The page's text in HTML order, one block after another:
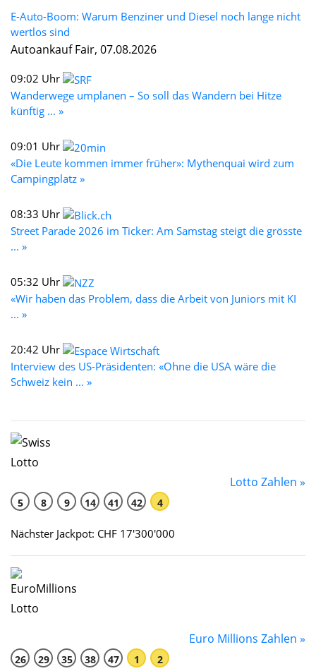
E-Auto-Boom: Warum Benziner und Diesel noch lange nicht
wertlos sind
Autoankauf Fair, 07.08.2026
09:02 Uhr
Wanderwege umplanen – So soll das Wandern bei Hitze
künftig ... »
09:01 Uhr
«Die Leute kommen immer früher»: Mythenquai wird zum
Campingplatz »
08:33 Uhr
Street Parade 2026 im Ticker: Am Samstag steigt die grösste
... »
05:32 Uhr
«Wir haben das Problem, dass die Arbeit von Juniors mit KI
... »
20:42 Uhr
Interview des US-Präsidenten: «Ohne die USA wäre die
Schweiz kein ... »
Lotto Zahlen »
5 8 9 14 41 42 4
Nächster Jackpot: CHF 17'300'000
Euro Millions Zahlen »
26 29 35 38 47 1 2